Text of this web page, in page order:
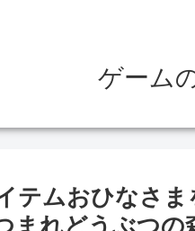
ゲーム
テムおひなさ
まれどうぶつ